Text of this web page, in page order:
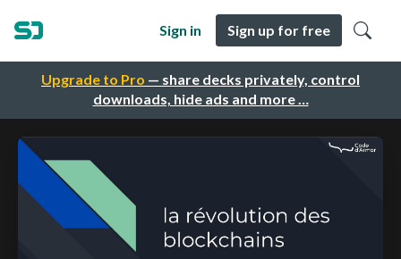
Upgrade to Pro — share decks privately, control
downloads, hide ads and more …
Sign in Sign up for free